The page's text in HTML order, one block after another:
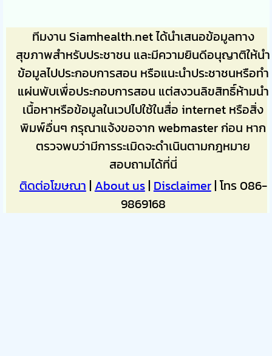
ทีมงาน Siamhealth.net ได้นำเสนอข้อมูลทาง
สุขภาพสำหรับประชาชน และมีความยินดีอนุญาติให้นำ
ข้อมูลไปประกอบการสอน หรือแนะนำประชาชนหรือทำ
แผ่นพับเพื่อประกอบการสอน แต่สงวนลิขสิทธิ์ห้ามนำ
เนื้อหาหรือข้อมูลในเวปไปใช้ในสื่อ internet หรือสิ่ง
พิมพ์อื่นๆ กรุณาแจ้งขอจาก webmaster ก่อน หาก
ตรวจพบว่ามีการระเมิดจะดำเนินตามกฎหมาย
สอบถามได้ที่นี่
ติดต่อโฆษณา|About us|Disclaimer| โทร 086-
9869168